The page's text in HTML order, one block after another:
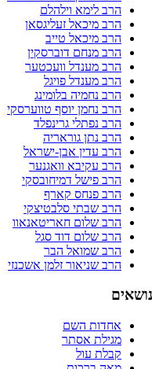
הרב לימא וילהלם
הרב מיכאל זעליגסאן
הרב מיכאל טייב
הרב מנחם דוברסקין
הרב מענדל וועכטער
הרב מענדל פויגל
הרב נחמיה בלומינג
הרב נחמן יוסף טווערסקי
הרב נפתלי גרינפלד
הרב נתן גוראריה
הרב עדין אבן-ישראל
הרב עקיבא וואגנער
הרב פישל דמיחובסקי
הרב פנחס קארף
הרב שבתי סלבטיצקי
הרב שלום חאריטאנאוו
הרב שלום דוד סגל
הרב שמואל הבר
הרב שניאור זלמן אשכנזי
נושאים
אחדות השם
מגילת אסתר
קבלת עול